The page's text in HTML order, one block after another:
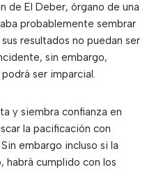
de El Deber, órgano de una
probablemente sembrar
resultados no puedan ser
sin embargo,
ser imparcial.
y siembra confianza en
la pacificación con
embargo incluso si la
habrá cumplido con los